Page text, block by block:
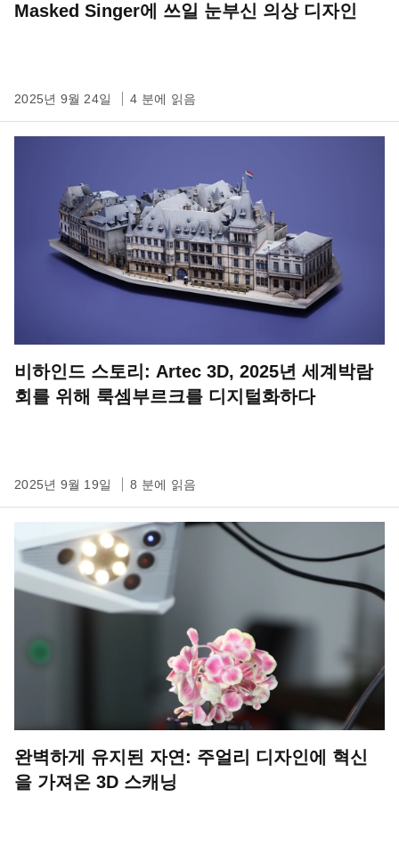
Masked Singer에 쓰일 눈부신 의상 디자인
2025년 9월 24일 4 분에 읽음
비하인드 스토리: Artec 3D, 2025년 세계박람
회를 위해 룩셈부르크를 디지털화하다
2025년 9월 19일 8 분에 읽음
완벽하게 유지된 자연: 주얼리 디자인에 혁신
을 가져온 3D 스캐닝